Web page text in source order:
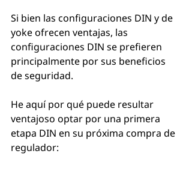
Si bien las configuraciones DIN y de
yoke ofrecen ventajas, las
configuraciones DIN se prefieren
principalmente por sus beneficios
de seguridad.
He aquí por qué puede resultar
ventajoso optar por una primera
etapa DIN en su próxima compra de
regulador: